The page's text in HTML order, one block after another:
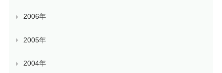
2006年
2005年
2004年